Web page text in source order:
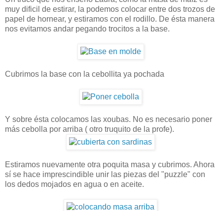
muy dificil de estirar, la podemos colocar entre dos trozos de
papel de hornear, y estiramos con el rodillo. De ésta manera
nos evitamos andar pegando trocitos a la base.
Cubrimos la base con la cebollita ya pochada
Y sobre ésta colocamos las xoubas. No es necesario poner
más cebolla por arriba ( otro truquito de la profe).
Estiramos nuevamente otra poquita masa y cubrimos. Ahora
sí se hace imprescindible unir las piezas del "puzzle" con
los dedos mojados en agua o en aceite.